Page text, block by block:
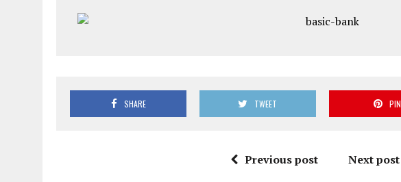
SHARE TWEET PIN
Previous post Next post